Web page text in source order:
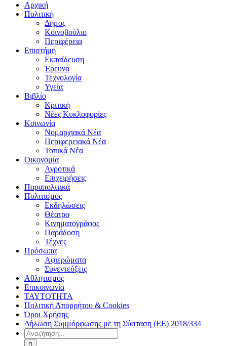
Αρχική
Πολιτική
Δήμος
Κοινοβούλιο
Περιφέρεια
Επιστήμη
Εκπαίδευση
Έρευνα
Τεχνολογία
Υγεία
Βιβλίο
Κριτική
Νέες Κυκλοφορίες
Κοινωνία
Νομαρχιακά Νέα
Περιφερειακά Νέα
Τοπικά Νέα
Οικονομία
Αγροτικά
Επιχειρήσεις
Παραπολιτικά
Πολιτισμός
Εκδηλώσεις
Θέατρο
Κινηματογράφος
Παράδοση
Τέχνες
Πρόσωπα
Αφιερώματα
Συνεντεύξεις
Αθλητισμός
Επικοινωνία
ΤΑΥΤΟΤΗΤΑ
Πολιτική Απορρήτου & Cookies
Όροι Χρήσης
Δήλωση Συμμόρφωσης με τη Σύσταση (ΕΕ) 2018/334
Αναζήτηση
για: